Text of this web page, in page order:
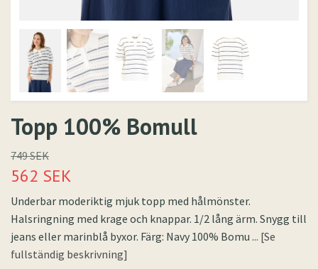
Topp 100% Bomull
749 SEK
562 SEK
Underbar moderiktig mjuk topp med hålmönster.
Halsringning med krage och knappar. 1/2 lång ärm. Snygg till
jeans eller marinblå byxor. Färg: Navy 100% Bomu ... [Se
fullständig beskrivning]